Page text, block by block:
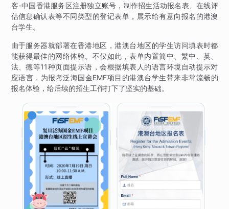
客-中国香港服务区注册独立账号，制作招生活动报名表、在线评
估信息确认表等不同类型的登记表单，展示给有意向报名的港澳
台学生。
由于服务器就部署在香港地区，港澳台地区的学生访问填表时都
能获得最佳的网络体验。不仅如此，表单内置简中、繁中、英、
法、德等11种页面提示语，会根据填表人的语言环境自动提示对
应语言，为报考泛海国金EMF项目的港澳台学生带来非常流畅的
报名体验，给后续的招生工作打下了坚实的基础。